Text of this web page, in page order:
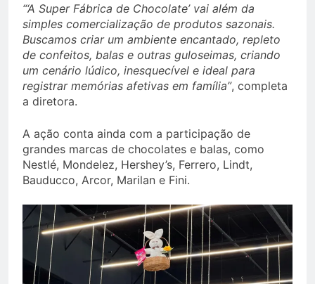
“‘A Super Fábrica de Chocolate’ vai além da
simples comercialização de produtos sazonais.
Buscamos criar um ambiente encantado, repleto
de confeitos, balas e outras guloseimas, criando
um cenário lúdico, inesquecível e ideal para
registrar memórias afetivas em família”, completa
a diretora.
A ação conta ainda com a participação de
grandes marcas de chocolates e balas, como
Nestlé, Mondelez, Hershey’s, Ferrero, Lindt,
Bauducco, Arcor, Marilan e Fini.